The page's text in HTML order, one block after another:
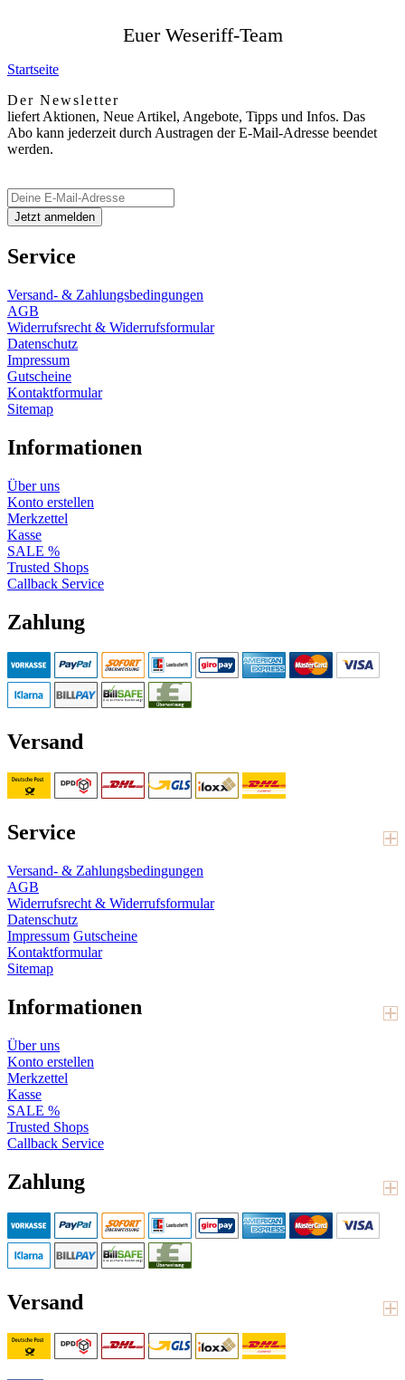
Euer Weseriff-Team
Startseite
Der Newsletter
liefert Aktionen, Neue Artikel, Angebote, Tipps und Infos. Das
Abo kann jederzeit durch Austragen der E-Mail-Adresse beendet
werden.
Service
Versand- & Zahlungsbedingungen
AGB
Widerrufsrecht & Widerrufsformular
Datenschutz
Impressum
Gutscheine
Kontaktformular
Sitemap
Informationen
Über uns
Konto erstellen
Merkzettel
Kasse
SALE %
Trusted Shops
Callback Service
Zahlung
Versand
Service
Versand- & Zahlungsbedingungen
AGB
Widerrufsrecht & Widerrufsformular
Datenschutz
Impressum Gutscheine
Kontaktformular
Sitemap
Informationen
Über uns
Konto erstellen
Merkzettel
Kasse
SALE %
Trusted Shops
Callback Service
Zahlung
Versand